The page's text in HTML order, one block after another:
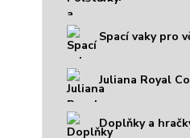
Spací vaky pro
Juliana Royal
Doplňky a